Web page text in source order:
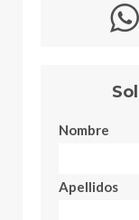
Nombre
Apellidos